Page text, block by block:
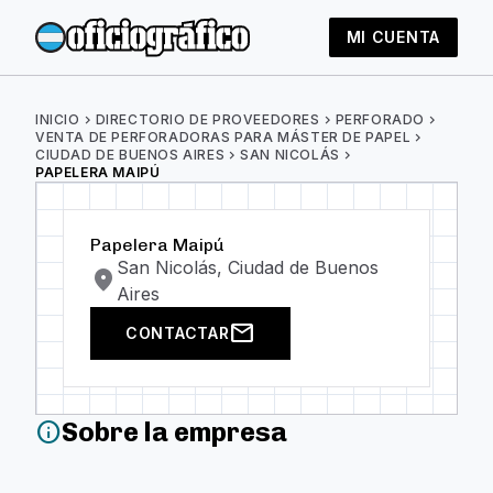
MI CUENTA
INICIO chevron_right DIRECTORIO DE PROVEEDORES chevron_right PERFORADO chevron_right
VENTA DE PERFORADORAS PARA MÁSTER DE PAPEL chevron_right
CIUDAD DE BUENOS AIRES chevron_rightSAN NICOLÁS chevron_right
PAPELERA MAIPÚ
Papelera Maipú
location_on San Nicolás, Ciudad de Buenos
Aires
CONTACTARmail
infoSobre la empresa